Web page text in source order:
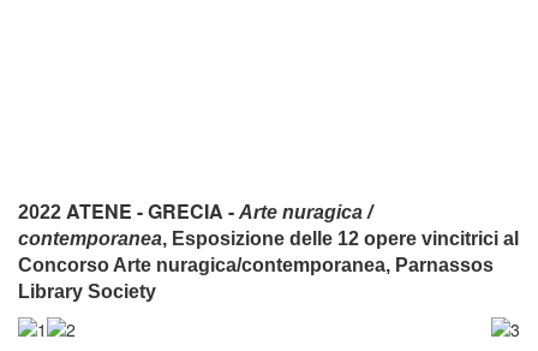
2022 ATENE - GRECIA - Arte nuragica /
contemporanea, Esposizione delle 12 opere vincitrici al
Concorso Arte nuragica/contemporanea, Parnassos
Library Society